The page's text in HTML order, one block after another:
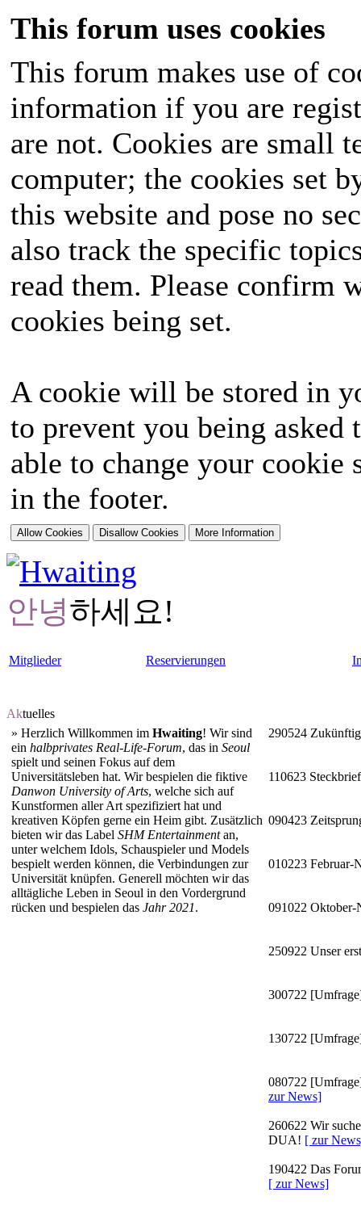
This forum uses cookies
This forum makes use of
information if you are
are not. Cookies are small
computer; the cookies set
this website and pose no
also track the specific
read them. Please confirm
cookies being set.
A cookie will be stored in
to prevent you being
able to change your
in the footer.
안녕하세요!
Mitglieder Reservierungen
Aktuelles
» Herzlich Willkommen im Hwaiting! Wir sind
ein halbprivates Real-Life-Forum, das in Seoul
spielt und seinen Fokus auf dem
Universitätsleben hat. Wir bespielen die fiktive
Danwon University of Arts, welche sich auf
Kunstformen aller Art spezifiziert hat und
kreativen Köpfen gerne ein Heim gibt. Zusätzlich
bieten wir das Label SHM Entertainmentan,
unter welchem Idols, Schauspieler und Models
bespielt werden können, die Verbindungen zur
Universität knüpfen. Generell möchten wir das
alltägliche Leben in Seoul in den Vordergrund
rücken und bespielen das Jahr 2021.
290524
110623
090423
010223 Februar-
091022
250922 Unser
300722
130722
080722
zur News]
260622 Wir
DUA! [ zur
190422 Das
[ zur News]